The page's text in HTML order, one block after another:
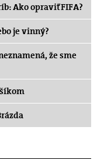
Ako opraviť FIFA?
je vinný?
že sme